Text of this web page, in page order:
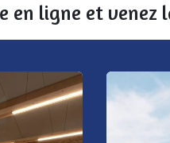
en ligne et venez